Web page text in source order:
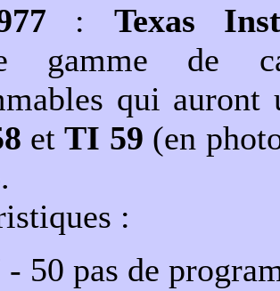
: Texas
gamme de
qui
etTI 59 (en
:
50 pas de